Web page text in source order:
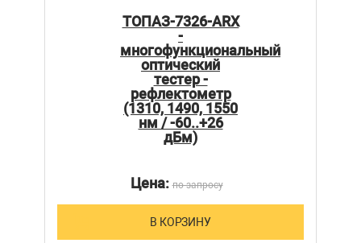
ТОПАЗ-7326-ARX
-
многофункциональный
оптический
тестер -
рефлектометр
(1310, 1490, 1550
нм / -60..+26
дБм)
Цена:по запросу
В КОРЗИНУ